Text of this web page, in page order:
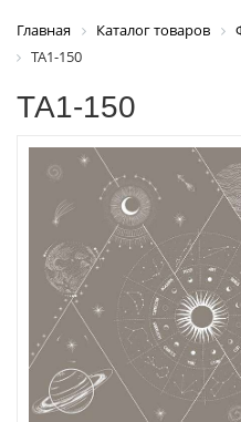
Главная Каталог товаров
ТА1-150
ТА1-150